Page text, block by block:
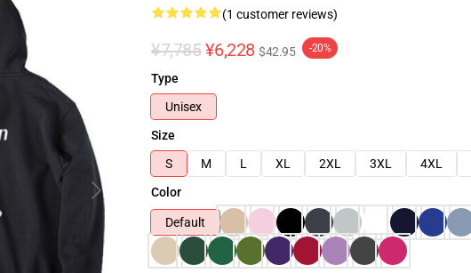
(1 customer reviews)
¥7,785 ¥6,228 $42.95 -20%
Type
Unisex
Size
S
M L XL 2XL 3XL 4XL
Color
Default